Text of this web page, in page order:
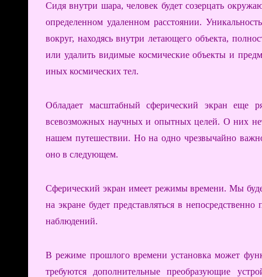
Сидя внутри шара, человек будет созерцать
определенном удаленном расстоянии.
вокруг, находясь внутри летающего объекта,
или удалить видимые космические объекты и
иных космических тел.
Обладает масштабный сферический экран еще
всевозможных научных и опытных целей. О них
нашем путешествии. Но на одно чрезвычайно
оно в следующем.
Сферический экран имеет режимы времени. Мы
на экране будет представляться в
наблюдений.
В режиме прошлого времени установка может
требуются дополнительные преобразующие